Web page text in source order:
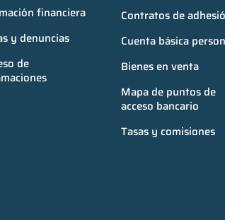
financiera
y denuncias
de
Contratos de
Cuenta básica
Bienes en venta
Mapa de puntos de
acceso bancario
Tasas y comisiones